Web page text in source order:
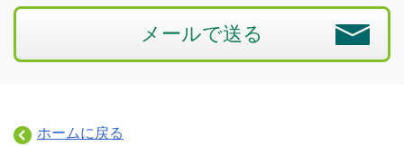
メールで送る
ホームに戻る